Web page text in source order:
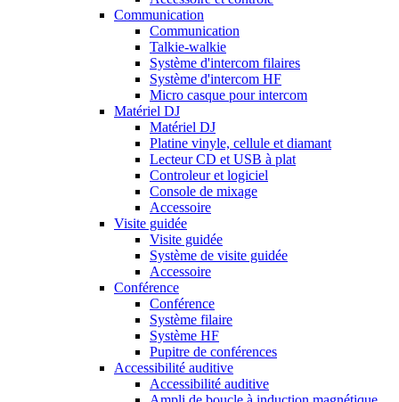
Communication
Communication
Talkie-walkie
Système d'intercom filaires
Système d'intercom HF
Micro casque pour intercom
Matériel DJ
Matériel DJ
Platine vinyle, cellule et diamant
Lecteur CD et USB à plat
Controleur et logiciel
Console de mixage
Accessoire
Visite guidée
Visite guidée
Système de visite guidée
Accessoire
Conférence
Conférence
Système filaire
Système HF
Pupitre de conférences
Accessibilité auditive
Accessibilité auditive